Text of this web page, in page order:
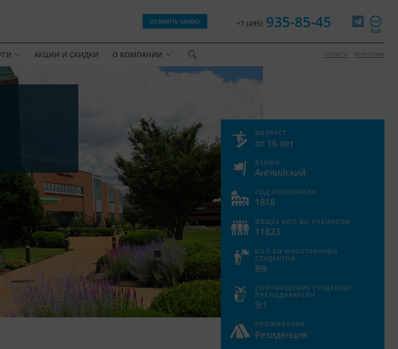
ОСТАВИТЬ ЗАЯВКУ +7 (495) 935-85-45 Ещё
АКЦИИ И СКИДКИ О КОМПАНИИ Контакты Агентствам
ВОЗРАСТ
от 16 лет
ЯЗЫКИ
Английский
ГОД ОСНОВАНИЯ
1818
ОБЩЕЕ КОЛ-ВО УЧЕНИКОВ
11823
КОЛ-ВО ИНОСТРАННЫХ
СТУДЕНТОВ
8%
СООТНОШЕНИЕ СТУДЕНТЫ/
ПРЕПОДАВАТЕЛИ
9:1
ПРОЖИВАНИЕ
Резиденция